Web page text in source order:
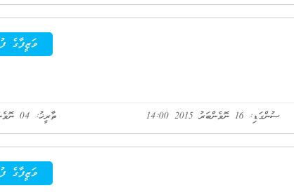
ވަޒީފާގެ
ތާރީޚު: 04 ނޮވެންބަރު 2015 ސުންގަޑި: 16 ނޮވެންބަރު 2015 14:00
ވަޒީފާގެ